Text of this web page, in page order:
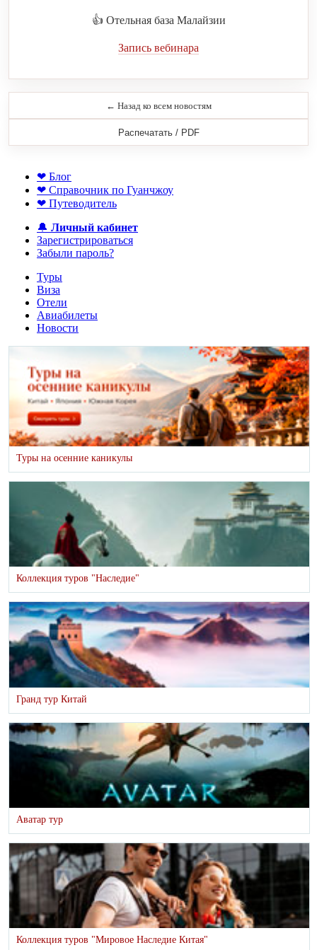
👍 Отельная база Малайзии
Запись вебинара
← Назад ко всем новостям
Распечатать / PDF
❤ Блог
❤ Справочник по Гуанчжоу
❤ Путеводитель
🔔 Личный кабинет
Зарегистрироваться
Забыли пароль?
Туры
Виза
Отели
Авиабилеты
Новости
Туры на осенние каникулы
Коллекция туров "Наследие"
Гранд тур Китай
Аватар тур
Коллекция туров "Мировое Наследие Китая"